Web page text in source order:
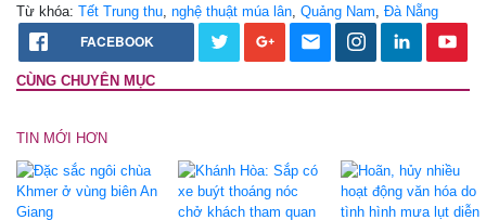
Từ khóa: Tết Trung thu nghệ thuật múa lân Quảng Nam Đà Nẵng
FACEBOOK
CÙNG CHUYÊN MỤC
TIN MỚI HƠN